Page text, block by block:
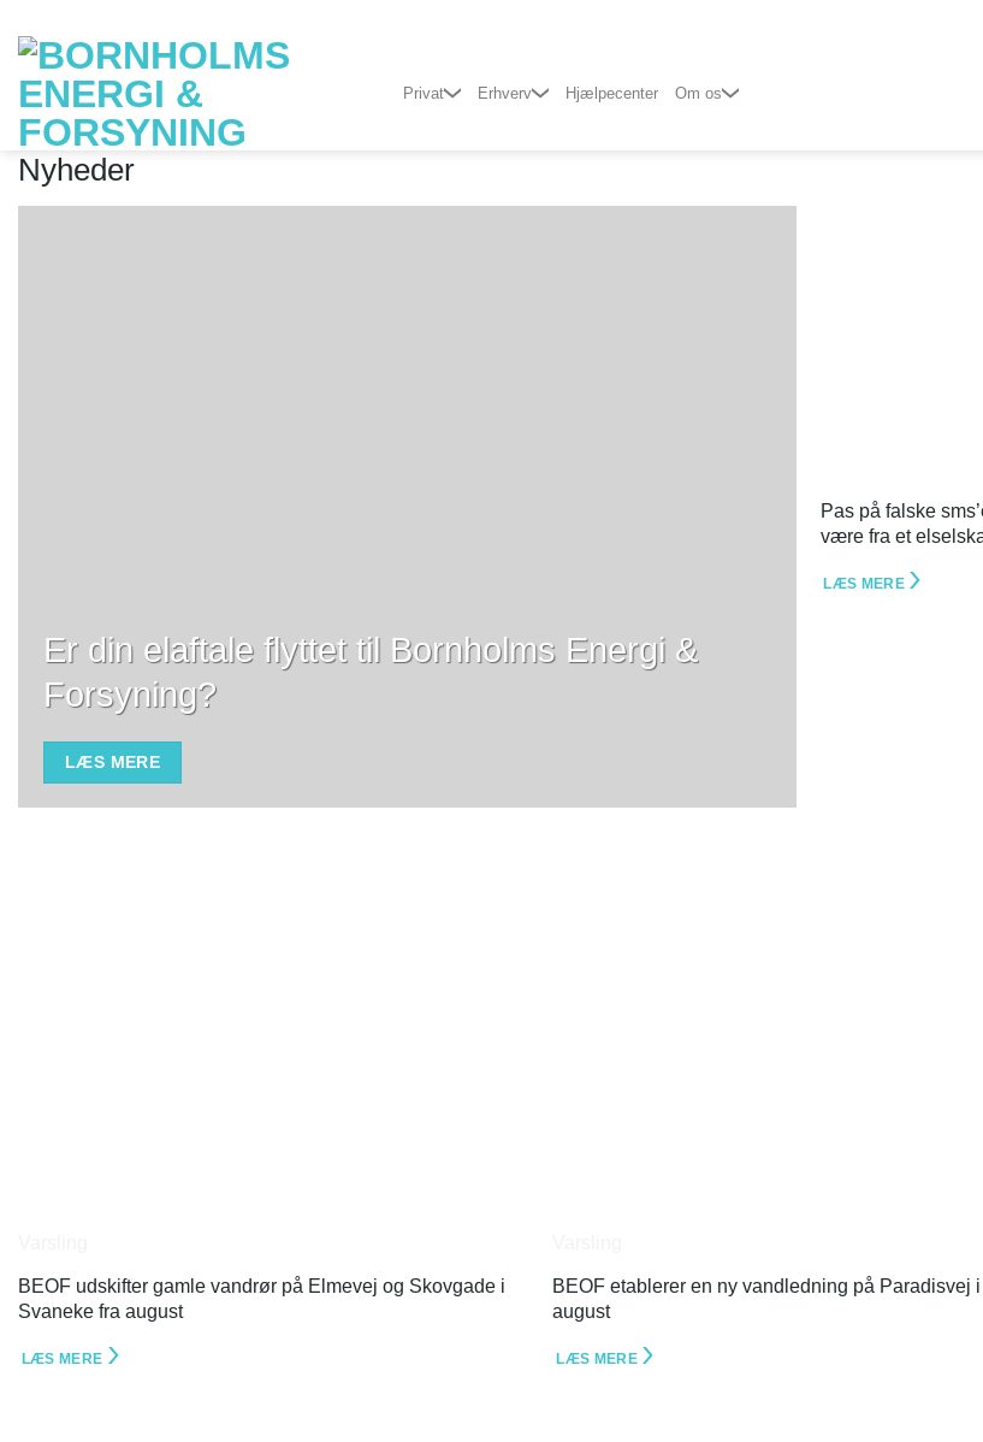
indhold
Privat Erhverv Hjælpecenter Om os
Nyheder
Er din elaftale flyttet til Bornholms Energi &
Forsyning?
LÆS MERE
Pas på falske
være fra et
LÆS MERE
BEOF udskifter gamle vandrør på Elmevej og Skovgade i
Svaneke fra august
LÆS MERE
BEOF etablerer en ny vandledning på Paradisvej
august
LÆS MERE